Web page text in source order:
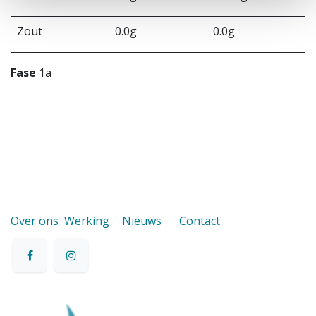
Zout 0.0g 0.0g
Fase 1a
Over ons Werking Nieuws Contact